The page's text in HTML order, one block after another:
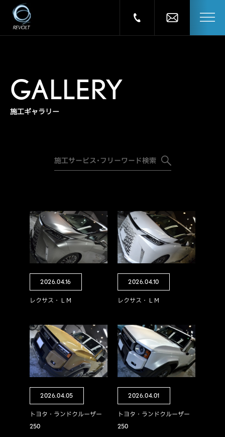
GALLERY
施工ギャラリー
2026.04.16
レクサス・ＬＭ
2026.04.10
レクサス・ＬＭ
2026.04.05
トヨタ・ランドクルーザー
250
2026.04.01
トヨタ・ランドクルーザー
250